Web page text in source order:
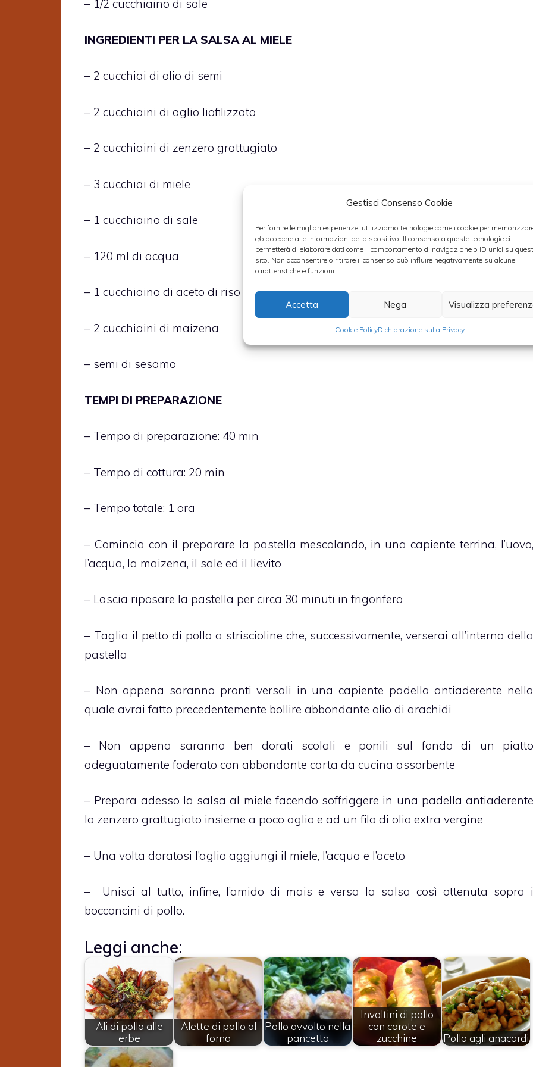
Gestisci Consenso Cookie
Per fornire le migliori esperienze, utilizziamo tecnologie come i cookie per
e/o accedere alle informazioni del dispositivo. Il consenso a queste tecnologie ci
permetterà di elaborare dati come il comportamento di navigazione o ID unici su
sito. Non acconsentire o ritirare il consenso può influire negativamente su alcune
caratteristiche e funzioni.
Accetta Nega Visualizza
Cookie PolicyDichiarazione sulla Privacy
– 1/2 cucchiaino di sale
INGREDIENTI PER LA SALSA AL MIELE
– 2 cucchiai di olio di semi
– 2 cucchiaini di aglio liofilizzato
– 2 cucchiaini di zenzero grattugiato
– 3 cucchiai di miele
– 1 cucchiaino di sale
– 120 ml di acqua
– 1 cucchiaino di aceto di riso
– 2 cucchiaini di maizena
– semi di sesamo
TEMPI DI PREPARAZIONE
– Tempo di preparazione: 40 min
– Tempo di cottura: 20 min
– Tempo totale: 1 ora
– Comincia con il preparare la pastella mescolando, in una capiente terrina, l’uovo,
l’acqua, la maizena, il sale ed il lievito
– Lascia riposare la pastella per circa 30 minuti in frigorifero
– Taglia il petto di pollo a striscioline che, successivamente, verserai all’interno della
pastella
– Non appena saranno pronti versali in una capiente padella antiaderente nella
quale avrai fatto precedentemente bollire abbondante olio di arachidi
– Non appena saranno ben dorati scolali e ponili sul fondo di un piatto
adeguatamente foderato con abbondante carta da cucina assorbente
– Prepara adesso la salsa al miele facendo soffriggere in una padella antiaderente
lo zenzero grattugiato insieme a poco aglio e ad un filo di olio extra vergine
– Una volta doratosi l’aglio aggiungi il miele, l’acqua e l’aceto
– Unisci al tutto, infine, l’amido di mais e versa la salsa così ottenuta sopra i
bocconcini di pollo.
Leggi anche:
Ali di pollo alle
erbe
Alette di pollo al
forno
Pollo avvolto nella
pancetta
Involtini di pollo
con carote e
zucchine
Pollo agli anacardi